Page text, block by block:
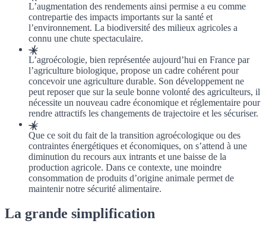
L’augmentation des rendements ainsi permise a eu comme
contrepartie des impacts importants sur la santé et
l’environnement. La biodiversité des milieux agricoles a
connu une chute spectaculaire.
L’agroécologie, bien représentée aujourd’hui en France par
l’agriculture biologique, propose un cadre cohérent pour
concevoir une agriculture durable. Son développement ne
peut reposer que sur la seule bonne volonté des agriculteurs, il
nécessite un nouveau cadre économique et réglementaire pour
rendre attractifs les changements de trajectoire et les sécuriser.
Que ce soit du fait de la transition agroécologique ou des
contraintes énergétiques et économiques, on s’attend à une
diminution du recours aux intrants et une baisse de la
production agricole. Dans ce contexte, une moindre
consommation de produits d’origine animale permet de
maintenir notre sécurité alimentaire.
La grande simplification